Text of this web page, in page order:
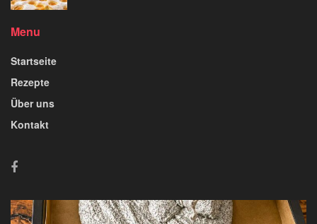
Menu
Startseite
Rezepte
Über uns
Kontakt